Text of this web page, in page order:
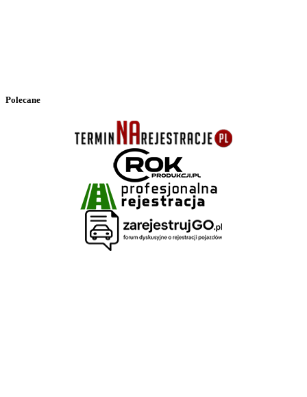
Polecane